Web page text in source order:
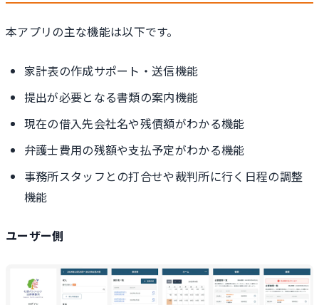
本アプリの主な機能は以下です。
家計表の作成サポート・送信機能
提出が必要となる書類の案内機能
現在の借入先会社名や残債額がわかる機能
弁護士費用の残額や支払予定がわかる機能
事務所スタッフとの打合せや裁判所に行く日程の調整
機能
ユーザー側